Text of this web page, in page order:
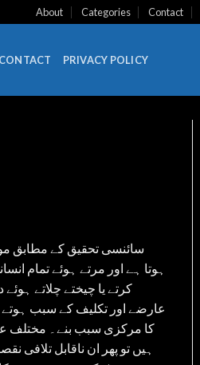
About Categories Contact
CONTACT PRIVACY POLICY
سائنسی تحقیق کے مطابق
ہوتا ہے اور مرتے ہوئے تمام
کرتے یا چیختے چلاتے
عارضے اور تکلیف کے سبب
کا مرکزی سبب بنے۔ مختلف
ہیں تو پھر ان ناقابل تلافی